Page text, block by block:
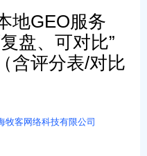
地GEO服务
盘、可对比”
含评分表/对比
牧客网络科技有限公司